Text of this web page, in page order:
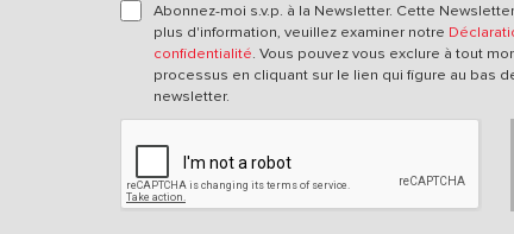
Abonnez-moi s.v.p. à la Newsletter. Cette
plus d'information, veuillez examiner notre
confidentialité. Vous pouvez vous exclure à tout
processus en cliquant sur le lien qui figure au bas
newsletter.